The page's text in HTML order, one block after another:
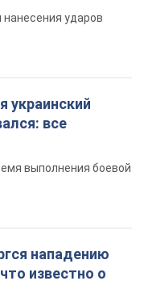
ударов
украинский
все
выполнения боевой
нападению
известно о